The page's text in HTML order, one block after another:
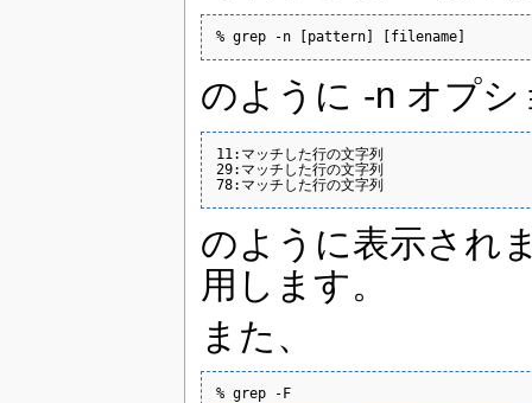
% grep -n [pattern] [filename]
のように -n オプ
11:マッチした行の文字列
29:マッチした行の文字列
78:マッチした行の文字列
のように表示され
用します。
また、
% grep -F